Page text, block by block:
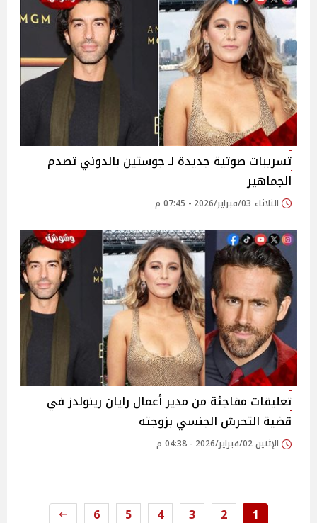
تسريبات صوتية جديدة لـ جوستين بالدوني تصدم
الجماهير
الثلاثاء 03/فبراير/2026 - 07:45 م
تعليقات مفاجئة من مدير أعمال رايان رينولدز في
قضية التحرش الجنسي بزوجته
الإثنين 02/فبراير/2026 - 04:38 م
1
2
3
4
5
6